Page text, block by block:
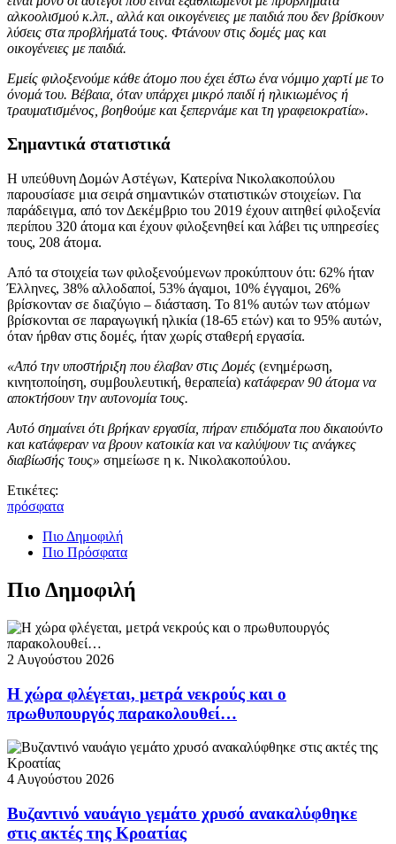
αλκοολισμού κ.λπ., αλλά και οικογένειες με παιδιά που δεν βρίσκουν
λύσεις στα προβλήματά τους. Φτάνουν στις δομές μας και
οικογένειες με παιδιά.
Εμείς φιλοξενούμε κάθε άτομο που έχει έστω ένα νόμιμο χαρτί με το
όνομά του. Βέβαια, όταν υπάρχει μικρό παιδί ή ηλικιωμένος ή
τραυματισμένος, βοηθούμε και ξεπερνάμε και τη γραφειοκρατία».
Σημαντικά στατιστικά
Η υπεύθυνη Δομών Αστέγων, Κατερίνα Νικολακοπούλου
παρουσίασε μια σειρά σημαντικών στατιστικών στοιχείων. Για
παράδειγμα, από τον Δεκέμβριο του 2019 έχουν αιτηθεί φιλοξενία
περίπου 320 άτομα και έχουν φιλοξενηθεί και λάβει τις υπηρεσίες
τους, 208 άτομα.
Από τα στοιχεία των φιλοξενούμενων προκύπτουν ότι: 62% ήταν
Έλληνες, 38% αλλοδαποί, 53% άγαμοι, 10% έγγαμοι, 26%
βρίσκονταν σε διαζύγιο – διάσταση. Το 81% αυτών των ατόμων
βρίσκονται σε παραγωγική ηλικία (18-65 ετών) και το 95% αυτών,
όταν ήρθαν στις δομές, ήταν χωρίς σταθερή εργασία.
«Από την υποστήριξη που έλαβαν στις Δομές (ενημέρωση,
κινητοποίηση, συμβουλευτική, θεραπεία) κατάφεραν 90 άτομα να
αποκτήσουν την αυτονομία τους.
Αυτό σημαίνει ότι βρήκαν εργασία, πήραν επιδόματα που δικαιούντο
και κατάφεραν να βρουν κατοικία και να καλύψουν τις ανάγκες
διαβίωσής τους» σημείωσε η κ. Νικολακοπούλου.
Ετικέτες:
πρόσφατα
Πιο Δημοφιλή
Πιο Πρόσφατα
Πιο Δημοφιλή
2 Αυγούστου 2026
Η χώρα φλέγεται, μετρά νεκρούς και ο
πρωθυπουργός παρακολουθεί…
4 Αυγούστου 2026
Βυζαντινό ναυάγιο γεμάτο χρυσό ανακαλύφθηκε
στις ακτές της Κροατίας